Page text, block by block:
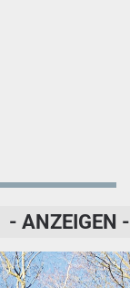
- ANZEIGEN -